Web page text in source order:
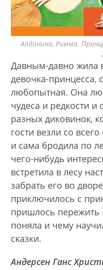
Алдонина, Римма.
Давным-давно жила
девочка-принцесса,
любопытная. Она
чудеса и редкости
разных диковинок,
гости везли со
и сама бродила по
чего-нибудь
встретила в лесу
забрать его во
приключилось с
пришлось пережить
поняла и чему
сказки.
Андерсен Ганс